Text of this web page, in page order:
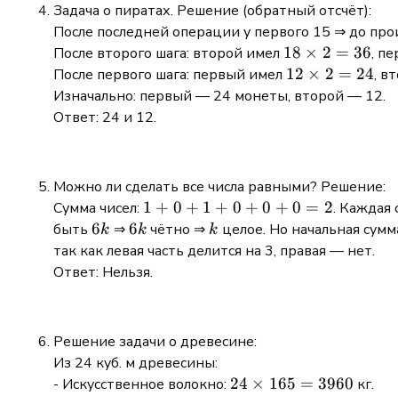
Задача о пиратах. Решение (обратный отсчёт):
После последней операции у первого 15 ⇒ до
После второго шага: второй имел 18
\times
2 =
18 × 2 = 36,
После первого шага: первый имел 12
\times
12 × 2 = 24,
Изначально: первый — 24 монеты, второй — 12.
Ответ: 24 и 12.
Можно ли сделать все числа равными? Решение:
Сумма чисел: 1
+
0
+
+
0
+
1 + 0 + 1 + 0 + 0 + 0 = 2. Каждая
быть 6k
6k ⇒6k
6k чётно ⇒ k
k целое. Но начальная
так как левая часть делится на 3, правая — нет.
Ответ: Нельзя.
Решение задачи о древесине:
Из 24 куб. м древесины:
- Искусственное волокно: 24
24 × 165 = 3960 кг.